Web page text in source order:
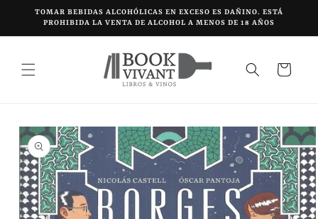
directamente
al contenido
TOMAR BEBIDAS ALCOHÓLICAS EN EXCESO ES DAÑINO. ESTÁ
PROHIBIDA LA VENTA DE ALCOHOL A MENOS DE 18 AÑOS
Carrito
directamente
a la
información
del producto